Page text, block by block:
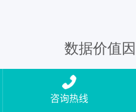
数据价值
结论
咨询热线